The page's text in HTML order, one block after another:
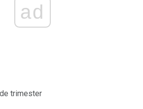
ad
trimester